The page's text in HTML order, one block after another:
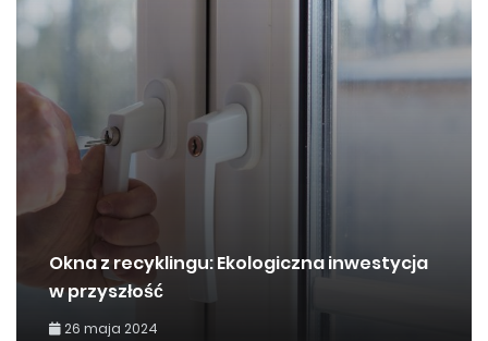
Okna z recyklingu: Ekologiczna inwestycja
w przyszłość
26 maja 2024